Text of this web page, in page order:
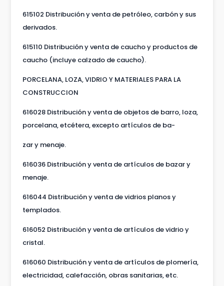
615102 Distribución y venta de petróleo, carbón y sus
derivados.
615110 Distribución y venta de caucho y productos de
caucho (incluye calzado de caucho).
PORCELANA, LOZA, VIDRIO Y MATERIALES PARA LA
CONSTRUCCION
616028 Distribución y venta de objetos de barro, loza,
porcelana, etcétera, excepto artículos de ba-
zar y menaje.
616036 Distribución y venta de artículos de bazar y
menaje.
616044 Distribución y venta de vidrios planos y
templados.
616052 Distribución y venta de artículos de vidrio y
cristal.
616060 Distribución y venta de artículos de plomería,
electricidad, calefacción, obras sanitarias, etc.